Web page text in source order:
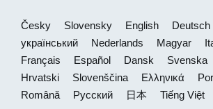
Česky Slovensky English Deutsch
український
Nederlands Magyar
Français
Español Dansk Svenska
Hrvatski
Slovenščina Ελληνικά
Română
Русский 日本 Tiếng Việt